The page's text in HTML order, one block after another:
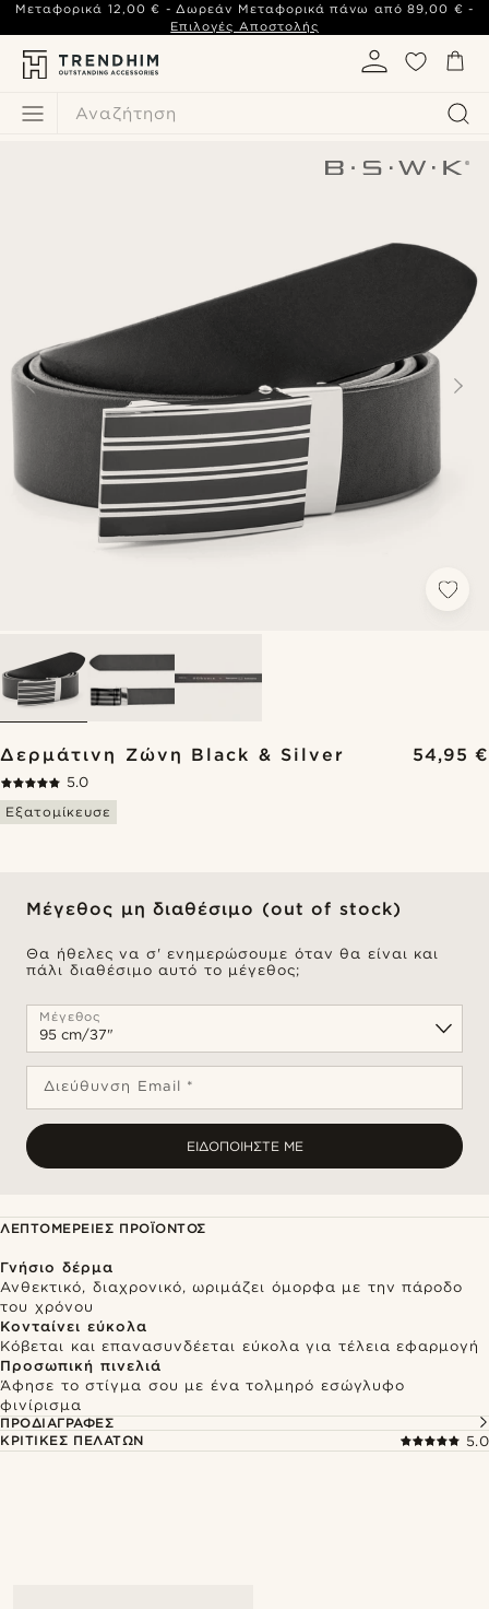
Αναζήτηση
Μεταφορικά 12,00 € - Δωρεάν Μεταφορικά πάνω από 89,00 € -
Επιλογές Αποστολής
Δερμάτινη Ζώνη Black & Silver 54,95 €
5.0
Εξατομίκευσε
Μέγεθος μη διαθέσιμο (out of stock)
Θα ήθελες να σ' ενημερώσουμε όταν θα είναι και
πάλι διαθέσιμο αυτό το μέγεθος;
Μέγεθος
Διεύθυνση Email *
ΕΙΔΟΠΟΙΉΣΤΕ ΜΕ
ΛΕΠΤΟΜΈΡΕΙΕΣ ΠΡΟΪΌΝΤΟΣ
Γνήσιο δέρμα
Ανθεκτικό, διαχρονικό, ωριμάζει όμορφα με την πάροδο
του χρόνου
Κονταίνει εύκολα
Κόβεται και επανασυνδέεται εύκολα για τέλεια εφαρμογή
Προσωπική πινελιά
Άφησε το στίγμα σου με ένα τολμηρό εσώγλυφο
φινίρισμα
ΠΡΟΔΙΑΓΡΑΦΈΣ
ΚΡΙΤΙΚΈΣ ΠΕΛΑΤΏΝ
5.0